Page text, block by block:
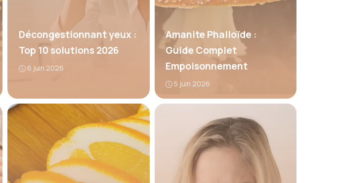
Décongestionnant yeux :
Top 10 solutions 2026
6 juin 2026
Amanite Phalloïde :
Guide Complet
Empoisonnement
5 juin 2026